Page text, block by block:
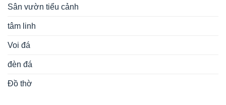
Sân vườn tiểu cảnh
tâm linh
Voi đá
đèn đá
Đồ thờ